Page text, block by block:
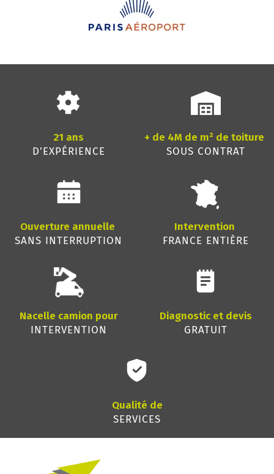
21 ans
D'EXPÉRIENCE
+ de 4M de m² de toiture
SOUS CONTRAT
Ouverture annuelle
SANS INTERRUPTION
Intervention
FRANCE ENTIÈRE
Nacelle camion pour
INTERVENTION
Diagnostic et devis
GRATUIT
Qualité de
SERVICES